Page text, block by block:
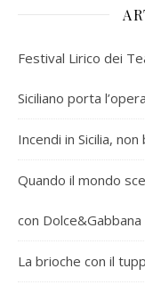
Festival Lirico dei
Siciliano porta
Incendi in Sicilia,
Quando il mondo
con
La brioche con il